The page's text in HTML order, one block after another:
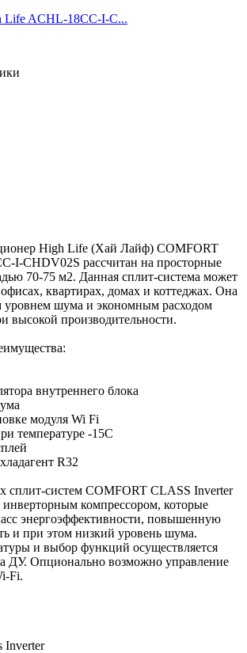
Life ACHL-18CC-I-C...
High Life (Хай Лайф) COMFORT
I-CHDV02S рассчитан на просторные
70-75 м2. Данная сплит-система может
офисах, квартирах, домах и коттеджах. Она
уровнем шума и экономным расходом
высокой производительности.
внутреннего блока
модуля Wi Fi
температуре -15С
R32
сплит-систем COMFORT CLASS Inverter
компрессором, которые
энергоэффективности, повышенную
и при этом низкий уровень шума.
и выбор функций осуществляется
ДУ. Опционально возможно управление
Fi.
Inverter